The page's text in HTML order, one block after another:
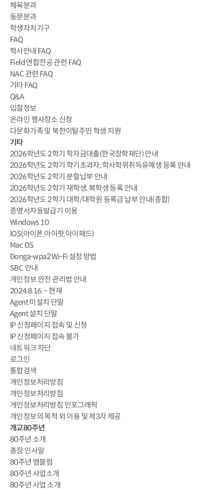
체육분과
동문분과
학생자치기구
FAQ
학사안내 FAQ
Field 연합전공 관련 FAQ
NAC 관련 FAQ
기타 FAQ
Q&A
입찰정보
온라인 행사장소 신청
다문화가족 및 북한이탈주민 학생 지원
기타
2026학년도 2학기 학자금대출(한국장학재단) 안내
2026학년도 2학기 학기초과자, 학사학위취득유예생 등록 안내
2026학년도 2학기 분할납부 안내
2026학년도 2학기 재학생, 복학생 등록 안내
2026학년도 2학기 대학/대학원 등록금 납부 안내(종합)
증명서자동발급기 이용
Windows 10
IOS(아이폰,아이팟,아이패드)
Mac OS
Donga-wpa2 Wi-Fi 설정 방법
SBC 안내
개인정보 안전 관리법 안내
2024.8.16. ~ 현재
Agent 미설치 단말
Agent 설치 단말
IP 신청페이지 접속 및 신청
IP 신청페이지 접속 불가
네트워크 차단
로그인
통합검색
개인정보처리방침
개인정보처리방침
개인정보처리방침 인포그래픽
개인정보의 목적 외 이용 및 제3자 제공
개교80주년
80주년 소개
총장 인사말
80주년 엠블럼
80주년 사업소개
80주년 사업 소개